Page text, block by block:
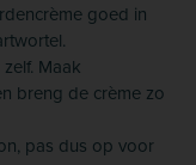
goed in
Maak
breng de crème zo
pas dus op voor